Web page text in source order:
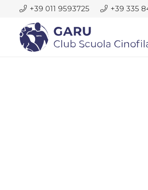
+39 011 9593725 +39 335